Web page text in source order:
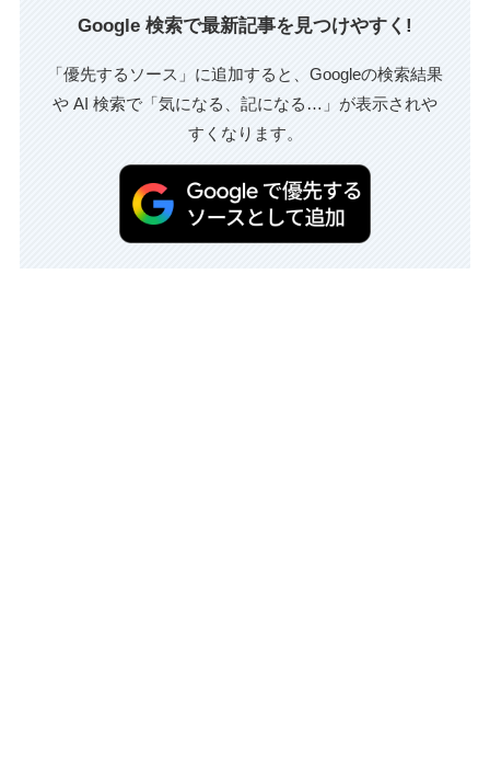
Google 検索で最新記事を見つけやすく!
「優先するソース」に追加すると、Googleの検索結果
や AI 検索で「気になる、記になる…」が表示されや
すくなります。